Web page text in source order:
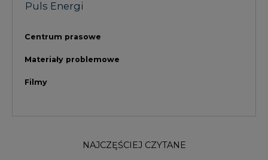
1PGE szuka pracowników, zobacz nowe
ogłoszenia
2
Zabrzu wkracza w końcowy etap